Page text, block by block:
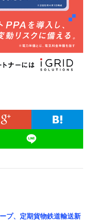
プ、定期貨物鉄道輸送新